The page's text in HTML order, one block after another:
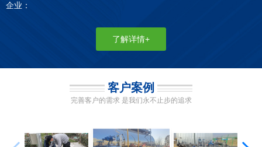
企业：
了解详情+
客户案例
完善客户的需求 是我们永不止步的追求